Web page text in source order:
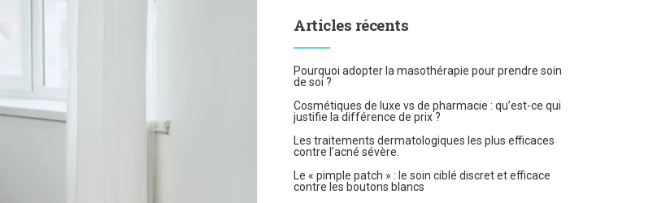
Articles récents
Pourquoi adopter la masothérapie pour prendre soin
de soi ?
Cosmétiques de luxe vs de pharmacie : qu’est-ce qui
justifie la différence de prix ?
Les traitements dermatologiques les plus efficaces
contre l’acné sévère.
Le « pimple patch » : le soin ciblé discret et efficace
contre les boutons blancs